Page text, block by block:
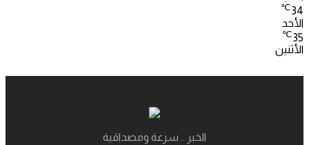
34
℃
الأحد
35
℃
الأثنين
الخبر .. سرعة ومصداقية